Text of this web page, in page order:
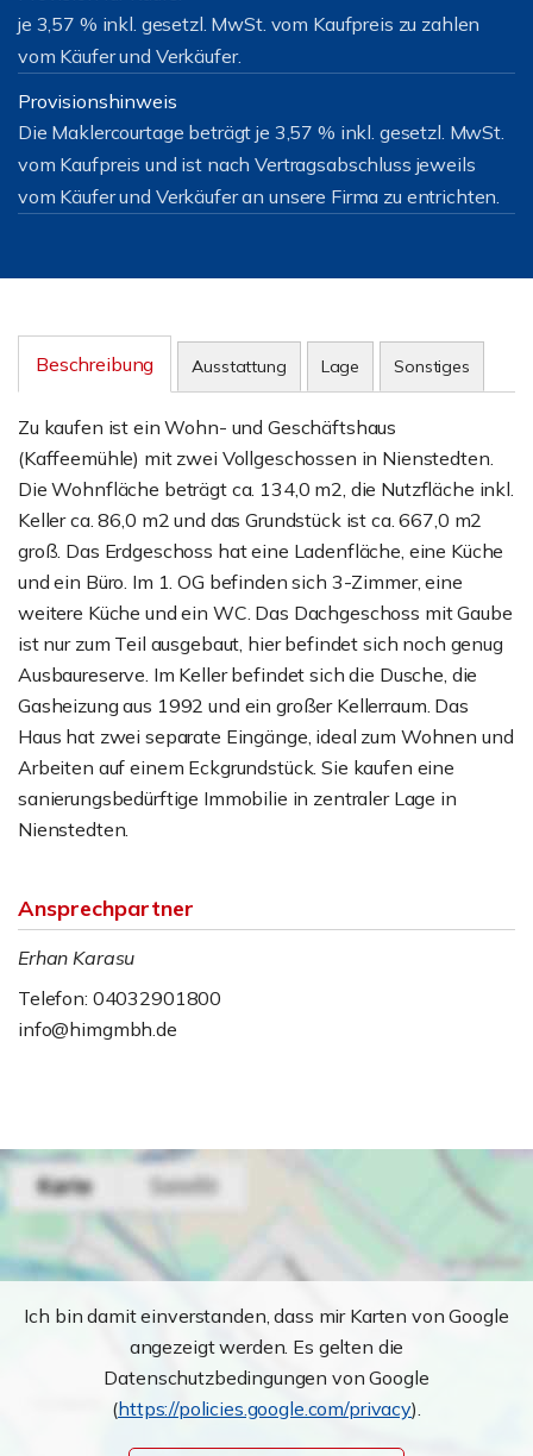
je 3,57 % inkl. gesetzl. MwSt. vom Kaufpreis zu zahlen
vom Käufer und Verkäufer.
Provisionshinweis
Die Maklercourtage beträgt je 3,57 % inkl. gesetzl. MwSt.
vom Kaufpreis und ist nach Vertragsabschluss jeweils
vom Käufer und Verkäufer an unsere Firma zu entrichten.
Beschreibung Ausstattung Lage Sonstiges
Zu kaufen ist ein Wohn- und Geschäftshaus
(Kaffeemühle) mit zwei Vollgeschossen in Nienstedten.
Die Wohnfläche beträgt ca. 134,0 m2, die Nutzfläche inkl.
Keller ca. 86,0 m2 und das Grundstück ist ca. 667,0 m2
groß. Das Erdgeschoss hat eine Ladenfläche, eine Küche
und ein Büro. Im 1. OG befinden sich 3-Zimmer, eine
weitere Küche und ein WC. Das Dachgeschoss mit Gaube
ist nur zum Teil ausgebaut, hier befindet sich noch genug
Ausbaureserve. Im Keller befindet sich die Dusche, die
Gasheizung aus 1992 und ein großer Kellerraum. Das
Haus hat zwei separate Eingänge, ideal zum Wohnen und
Arbeiten auf einem Eckgrundstück. Sie kaufen eine
sanierungsbedürftige Immobilie in zentraler Lage in
Nienstedten.
Ansprechpartner
Erhan Karasu
Telefon: 04032901800
info@himgmbh.de
Ich bin damit einverstanden, dass mir Karten von Google
angezeigt werden. Es gelten die
Datenschutzbedingungen von Google
(https://policies.google.com/privacy).